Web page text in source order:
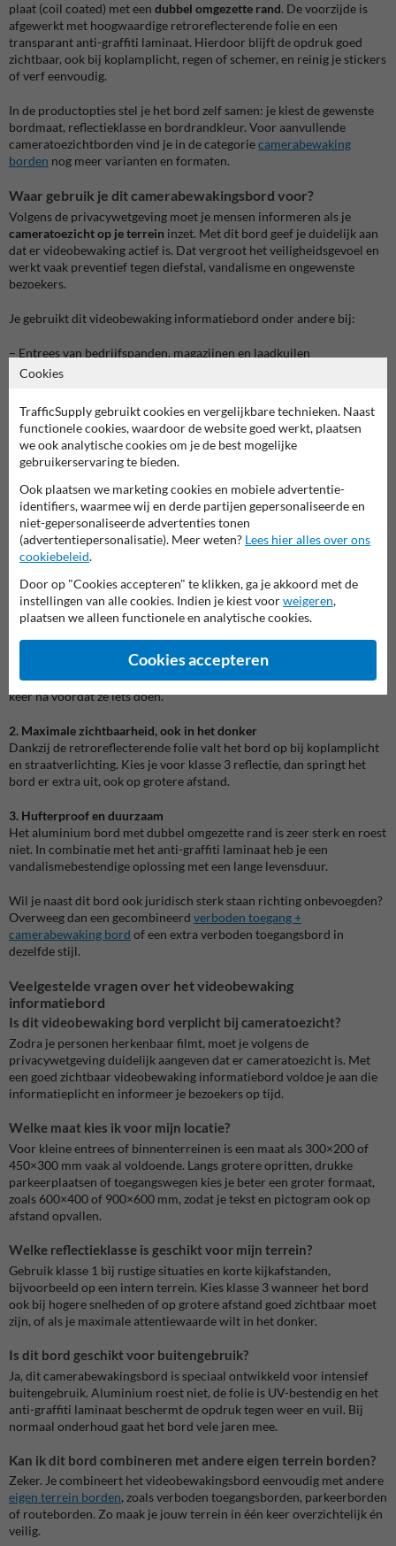
plaat (coil coated) met een dubbel omgezette rand. De voorzijde is
afgewerkt met hoogwaardige retroreflecterende folie en een
transparant anti-graffiti laminaat. Hierdoor blijft de opdruk goed
zichtbaar, ook bij koplamplicht, regen of schemer, en reinig je stickers
of verf eenvoudig.
In de productopties stel je het bord zelf samen: je kiest de gewenste
bordmaat, reflectieklasse en bordrandkleur. Voor aanvullende
cameratoezichtborden vind je in de categoriecamerabewaking
borden nog meer varianten en formaten.
Waar gebruik je dit camerabewakingsbord voor?
Volgens de privacywetgeving moet je mensen informeren als je
cameratoezicht op je terrein inzet. Met dit bord geef je duidelijk aan
dat er videobewaking actief is. Dat vergroot het veiligheidsgevoel en
werkt vaak preventief tegen diefstal, vandalisme en ongewenste
bezoekers.
Je gebruikt dit videobewaking informatiebord onder andere bij:
– Entrees van bedrijfspanden, magazijnen en laadkuilen
– Parkeerterreinen bij kantoren, winkels, zorginstellingen en
hubs
– Omheiningen, poorten en slagbomen met cameratoezicht
– Schoolpleinen, sportparken en recreatieterreinen
Wil je een complete set bebording voor jouw terrein? Combineer dit
bord dan met andereeigen terrein borden, zoals verboden toegang
borden of parkeerborden voor bezoekers en personeel.
Voordelen van het videobewaking informatiebord BP06
Dit bord is ontworpen als duurzame en professionele oplossing voor
cameratoezicht terrein
. Je profiteert van meerdere voordelen:
1. Duidelijke waarschuwing en informatie
Het pictogram van de camera en de tekst “Videobewaking” maken in
één oogopslag helder dat er camerabewaking actief is. Bezoekers
weten waar ze aan toe zijn en ongewenste gasten denken een tweede
keer na voordat ze iets doen.
2. Maximale zichtbaarheid, ook in het donker
Dankzij de retroreflecterende folie valt het bord op bij koplamplicht
en straatverlichting. Kies je voor klasse 3 reflectie, dan springt het
bord er extra uit, ook op grotere afstand.
3. Hufterproof en duurzaam
Het aluminium bord met dubbel omgezette rand is zeer sterk en roest
niet. In combinatie met het anti-graffiti laminaat heb je een
vandalismebestendige oplossing met een lange levensduur.
Wil je naast dit bord ook juridisch sterk staan richting onbevoegden?
Overweeg dan een gecombineerd verboden toegang +
camerabewaking bord of een extra verboden toegangsbord in
dezelfde stijl.
Veelgestelde vragen over het videobewaking
informatiebord
Is dit videobewaking bord verplicht bij cameratoezicht?
Zodra je personen herkenbaar filmt, moet je volgens de
privacywetgeving duidelijk aangeven dat er cameratoezicht is. Met
een goed zichtbaar videobewaking informatiebord voldoe je aan die
informatieplicht en informeer je bezoekers op tijd.
Welke maat kies ik voor mijn locatie?
Voor kleine entrees of binnenterreinen is een maat als 300×200 of
450×300 mm vaak al voldoende. Langs grotere opritten, drukke
parkeerplaatsen of toegangswegen kies je beter een groter formaat,
zoals 600×400 of 900×600 mm, zodat je tekst en pictogram ook op
afstand opvallen.
Welke reflectieklasse is geschikt voor mijn terrein?
Gebruik klasse 1 bij rustige situaties en korte kijkafstanden,
bijvoorbeeld op een intern terrein. Kies klasse 3 wanneer het bord
ook bij hogere snelheden of op grotere afstand goed zichtbaar moet
zijn, of als je maximale attentiewaarde wilt in het donker.
Is dit bord geschikt voor buitengebruik?
Ja, dit camerabewakingsbord is speciaal ontwikkeld voor intensief
buitengebruik. Aluminium roest niet, de folie is UV-bestendig en het
anti-graffiti laminaat beschermt de opdruk tegen weer en vuil. Bij
normaal onderhoud gaat het bord vele jaren mee.
Kan ik dit bord combineren met andere eigen terrein borden?
Zeker. Je combineert het videobewakingsbord eenvoudig met andere
eigen terrein borden, zoals verboden toegangsborden, parkeerborden
of routeborden. Zo maak je jouw terrein in één keer overzichtelijk én
veilig.
Cookies
TrafficSupply gebruikt cookies en vergelijkbare technieken. Naast
functionele cookies, waardoor de website goed werkt, plaatsen
we ook analytische cookies om je de best mogelijke
gebruikerservaring te bieden.
Ook plaatsen we marketing cookies en mobiele advertentie-
identifiers, waarmee wij en derde partijen gepersonaliseerde en
niet-gepersonaliseerde advertenties tonen
(advertentiepersonalisatie). Meer weten? Lees hier alles over ons
cookiebeleid.
Door op "Cookies accepteren" te klikken, ga je akkoord met de
instellingen van alle cookies. Indien je kiest voorweigeren,
plaatsen we alleen functionele en analytische cookies.
Cookies accepteren